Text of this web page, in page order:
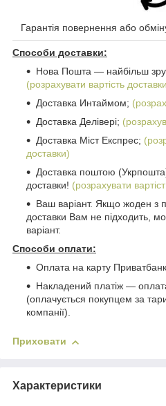
Гарантія повернення або
Способи доставки:
Нова Пошта ― найбільш
(розрахувати вартість
Доставка Интаймом;
Доставка Делівері;
Доставка Міст Експрес;
доставки)
Доставка поштою
доставки! (розрахувати
Ваш варіант. Якщо жоден з
доставки Вам не підходить,
варіант.
Способи оплати:
Оплата на карту
Накладений платіж ―
(оплачується покупцем за
компанії).
Приховати
Характеристики